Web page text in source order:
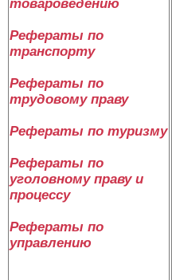
товароведению
Рефераты по
транспорту
Рефераты по
трудовому праву
Рефераты по туризму
Рефераты по
уголовному праву и
процессу
Рефераты по
управлению